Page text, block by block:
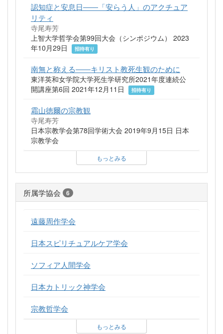
認知症と安息日――「安らう人」のアクチュア
リティ
寺尾寿芳
上智大学哲学会第99回大会（シンポジウム） 2023
年10月29日
招待有り
南無と称える――キリスト教死生観のために
東洋英和女学院大学死生学研究所2021年度連続公
開講座第6回 2021年12月11日
招待有り
霜山徳爾の宗教観
寺尾寿芳
日本宗教学会第78回学術大会 2019年9月15日 日本
宗教学会
もっとみる
所属学協会 6
遠藤周作学会
日本スピリチュアルケア学会
ソフィア人間学会
日本カトリック神学会
宗教哲学会
もっとみる